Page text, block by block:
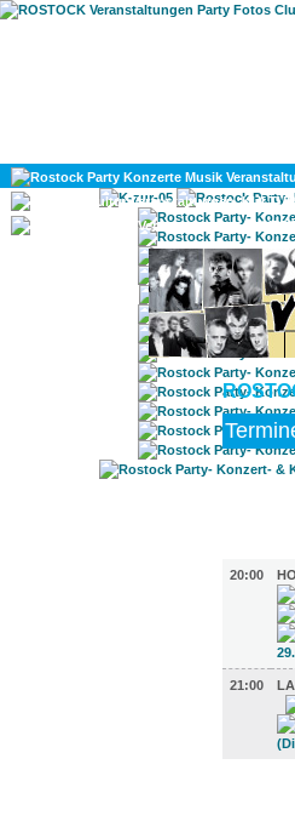
KULTUR
20:00
21:00